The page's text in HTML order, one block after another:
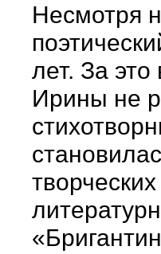
Несмотря
лет. За
Ирины не